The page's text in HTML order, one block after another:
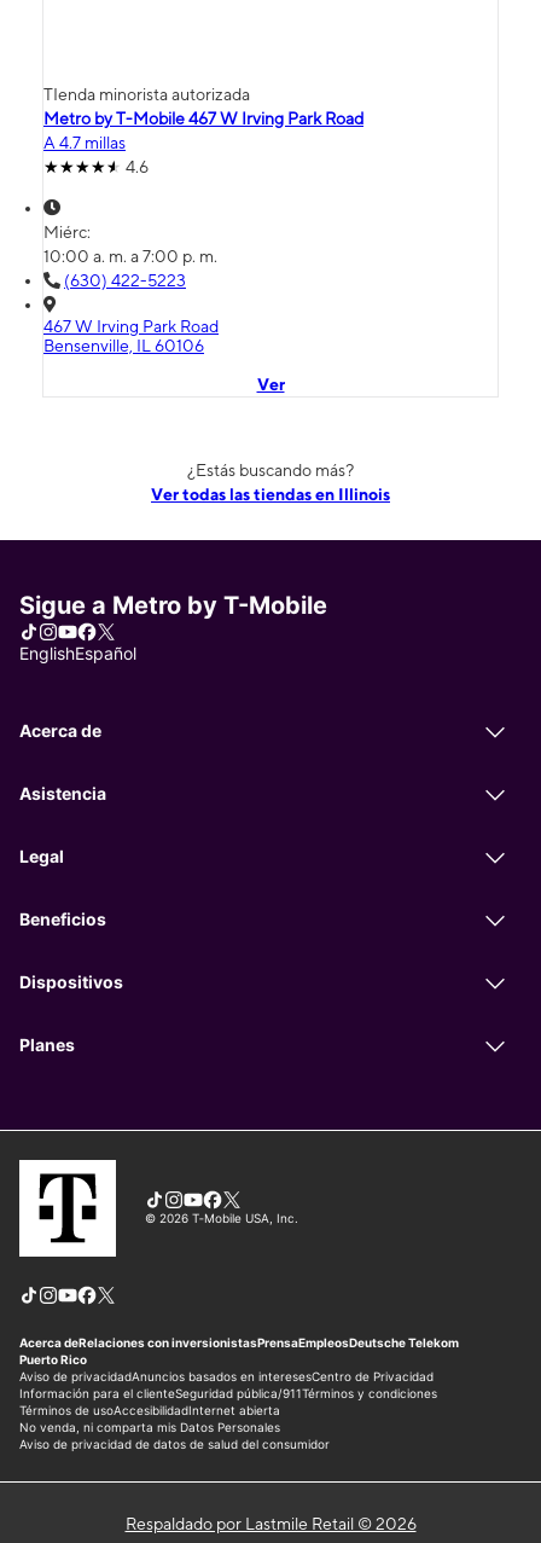
TIenda minorista autorizada
Metro by T-Mobile 467 W Irving Park Road
A 4.7 millas
4.6
Miérc:
10:00 a. m. a 7:00 p. m.
(630) 422-5223
467 W Irving Park Road
Bensenville, IL 60106
Ver
¿Estás buscando más?
Ver todas las tiendas en Illinois
Respaldado por Lastmile Retail © 2026